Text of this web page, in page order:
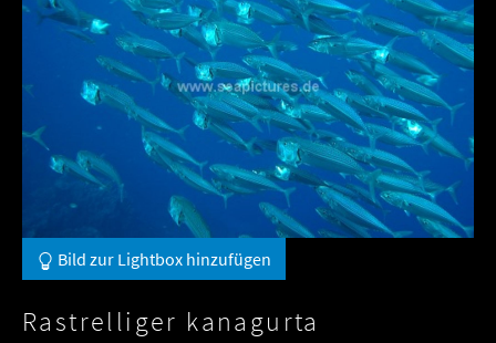
Bild zur Lightbox hinzufügen
Rastrelliger kanagurta